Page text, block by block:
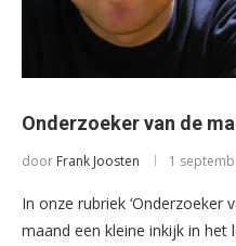
Onderzoeker van de
door Frank Joosten 1
In onze rubriek ‘Onderzoeker
maand een kleine inkijk in het